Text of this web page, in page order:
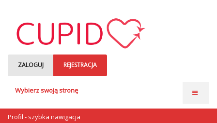
ZALOGUJ REJESTRACJA
Wybierz swoją stronę
Profil - szybka nawigacja